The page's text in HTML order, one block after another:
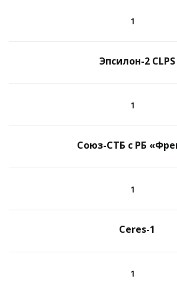
1
Эпсилон-2 CLPS
1
Союз-СТБ с РБ
1
Ceres-1
1